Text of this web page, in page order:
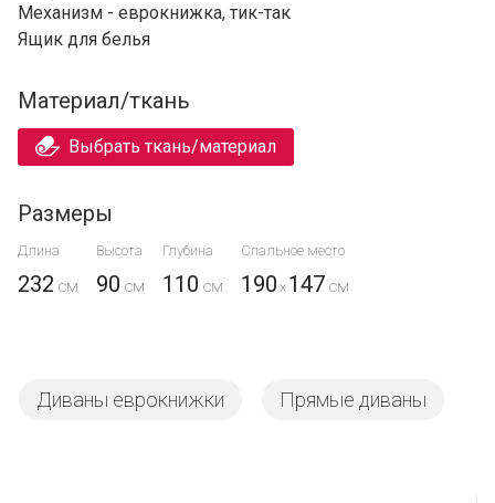
Механизм - еврокнижка, тик-так
Ящик для белья
Материал/ткань
Выбрать ткань/материал
Размеры
Длина Высота Глубина Спальное место
232 90 110 190 x 147
Диваны еврокнижки Прямые диваны